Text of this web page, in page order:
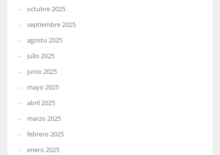
octubre 2025
septiembre 2025
agosto 2025
julio 2025
junio 2025
mayo 2025
abril 2025
marzo 2025
febrero 2025
enero 2025